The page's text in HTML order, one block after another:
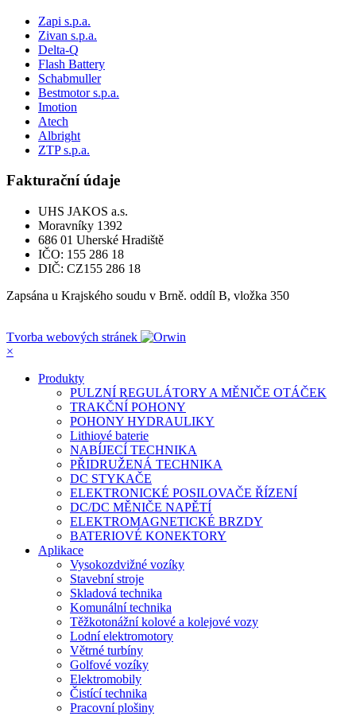
Zapi s.p.a.
Zivan s.p.a.
Delta-Q
Flash Battery
Schabmuller
Bestmotor s.p.a.
Imotion
Atech
Albright
ZTP s.p.a.
Fakturační údaje
UHS JAKOS a.s.
Moravníky 1392
686 01 Uherské Hradiště
IČO: 155 286 18
DIČ: CZ155 286 18
Zapsána u Krajského soudu v Brně. oddíl B, vložka 350
Tvorba webových stránek
×
Produkty
PULZNÍ REGULÁTORY A MĚNIČE OTÁČEK
TRAKČNÍ POHONY
POHONY HYDRAULIKY
Lithiové baterie
NABÍJECÍ TECHNIKA
PŘIDRUŽENÁ TECHNIKA
DC STYKAČE
ELEKTRONICKÉ POSILOVAČE ŘÍZENÍ
DC/DC MĚNIČE NAPĚTÍ
ELEKTROMAGNETICKÉ BRZDY
BATERIOVÉ KONEKTORY
Aplikace
Vysokozdvižné vozíky
Stavební stroje
Skladová technika
Komunální technika
Těžkotonážní kolové a kolejové vozy
Lodní elektromotory
Větrné turbíny
Golfové vozíky
Elektromobily
Čistící technika
Pracovní plošiny